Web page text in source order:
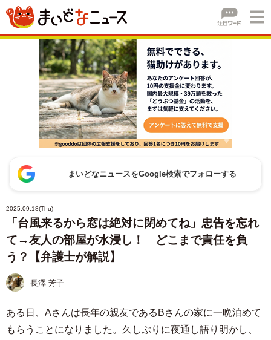
まいどなニュースをGoogle検索でフォローする
2025.09.18(Thu)
「台風来るから窓は絶対に閉めてね」忠告を忘れ
て→友人の部屋が水浸し！ どこまで責任を負
う？【弁護士が解説】
長澤 芳子
ある日、Aさんは長年の親友であるBさんの家に一晩泊めて
もらうことになりました。久しぶりに夜通し語り明かし、